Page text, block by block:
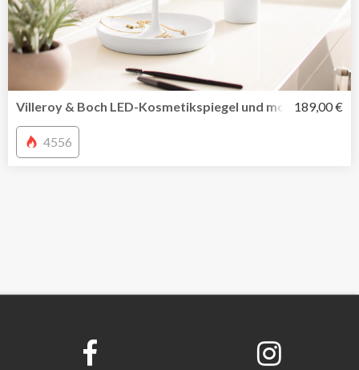
Villeroy & Boch LED-Kosmetikspiegel und mobile189,00 €
4556